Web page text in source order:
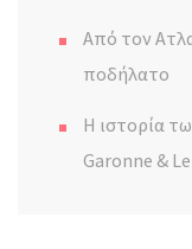
Από τον
ποδήλατο
Η ιστορία
Garonne &